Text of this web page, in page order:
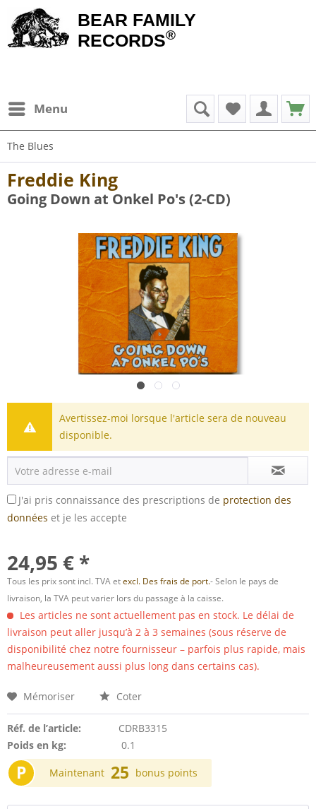
BEAR FAMILY
RECORDS®
Menu
The Blues
Freddie King
Going Down at Onkel Po's (2-CD)
Avertissez-moi lorsque l'article sera de nouveau
disponible.
J'ai pris connaissance des prescriptions de protection des
données et je les accepte
24,95 € *
Tous les prix sont incl. TVA etexcl. Des frais de port.- Selon le pays de
livraison, la TVA peut varier lors du passage à la caisse.
Les articles ne sont actuellement pas en stock. Le délai de
livraison peut aller jusqu’à 2 à 3 semaines (sous réserve de
disponibilité chez notre fournisseur – parfois plus rapide, mais
malheureusement aussi plus long dans certains cas).
Mémoriser Coter
Réf. de l’article:
CDRB3315
Poids en kg:
0.1
P Maintenant 25 bonus points